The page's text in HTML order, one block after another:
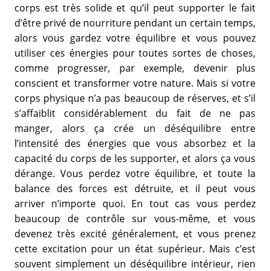
corps est très solide et qu’il peut supporter le fait
d’être privé de nourriture pendant un certain temps,
alors vous gardez votre équilibre et vous pouvez
utiliser ces énergies pour toutes sortes de choses,
comme progresser, par exemple, devenir plus
conscient et transformer votre nature. Mais si votre
corps physique n’a pas beaucoup de réserves, et s’il
s’affaiblit considérablement du fait de ne pas
manger, alors ça crée un déséquilibre entre
l’intensité des énergies que vous absorbez et la
capacité du corps de les supporter, et alors ça vous
dérange. Vous perdez votre équilibre, et toute la
balance des forces est détruite, et il peut vous
arriver n’importe quoi. En tout cas vous perdez
beaucoup de contrôle sur vous-même, et vous
devenez très excité généralement, et vous prenez
cette excitation pour un état supérieur. Mais c’est
souvent simplement un déséquilibre intérieur, rien